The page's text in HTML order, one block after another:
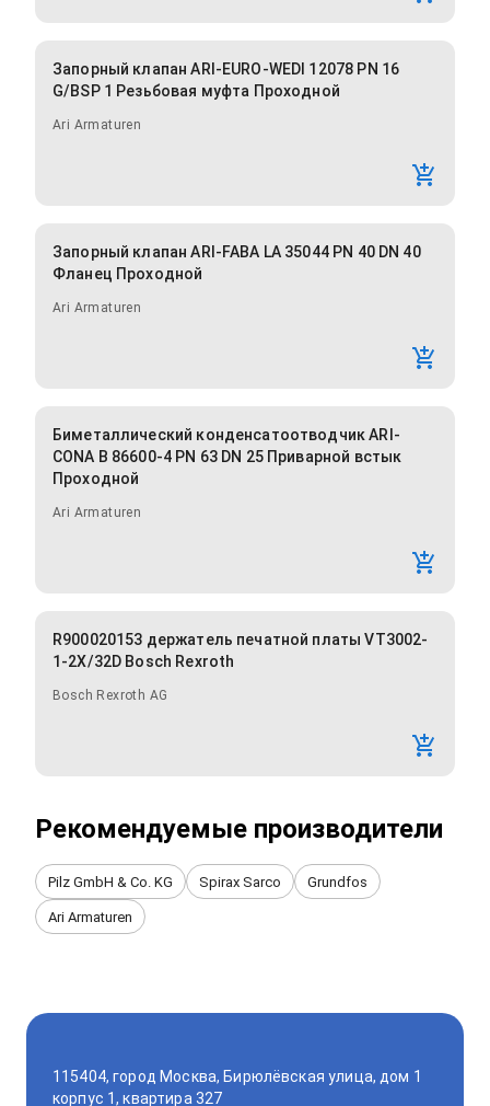
Запорный клапан ARI-EURO-WEDI 12078 PN 16
G/BSP 1 Резьбовая муфта Проходной
Ari Armaturen
Запорный клапан ARI-FABA LA 35044 PN 40 DN 40
Фланец Проходной
Ari Armaturen
Биметаллический конденсатоотводчик ARI-
CONA B 86600-4 PN 63 DN 25 Приварной встык
Проходной
Ari Armaturen
R900020153 держатель печатной платы VT3002-
1-2X/32D Bosch Rexroth
Bosch Rexroth AG
Рекомендуемые производители
Pilz GmbH & Co. KG Spirax Sarco Grundfos
Ari Armaturen
115404, город Москва, Бирюлёвская улица, дом 1
корпус 1, квартира 327